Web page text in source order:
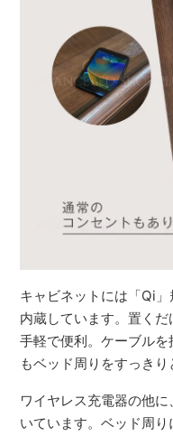
キャビネットには「Qi
内蔵しています。置くだ
手軽で便利。ケーブル
もベッド周りをすっきり
ワイヤレス充電器の他
いています。ベッド周